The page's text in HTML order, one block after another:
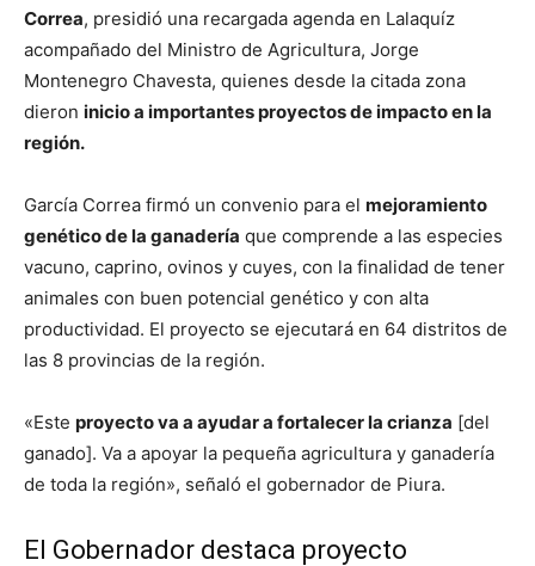
Correa, presidió una recargada agenda en Lalaquíz
acompañado del Ministro de Agricultura, Jorge
Montenegro Chavesta, quienes desde la citada zona
dieron inicio a importantes proyectos de impacto en la
región.
García Correa firmó un convenio para el mejoramiento
genético de la ganadería que comprende a las especies
vacuno, caprino, ovinos y cuyes, con la finalidad de tener
animales con buen potencial genético y con alta
productividad. El proyecto se ejecutará en 64 distritos de
las 8 provincias de la región.
«Este proyecto va a ayudar a fortalecer la crianza [del
ganado]. Va a apoyar la pequeña agricultura y ganadería
de toda la región», señaló el gobernador de Piura.
El Gobernador destaca proyecto